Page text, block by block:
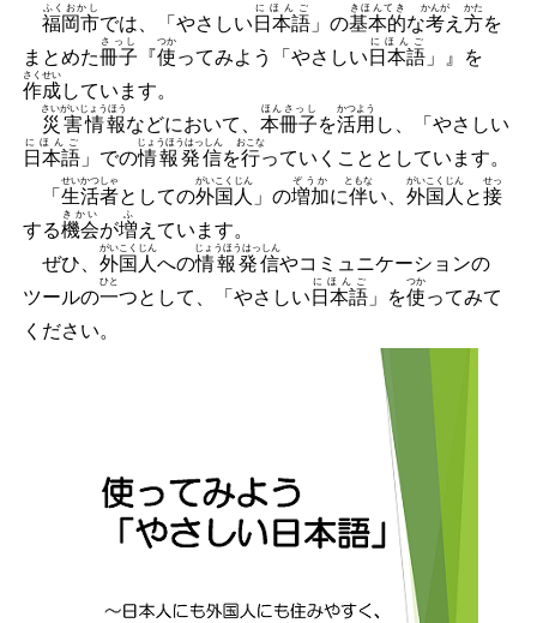
福岡市
ふくおかし
では、「やさしい 日本語
にほんご
」の基本的
きほんてき
な考
かんが
え方
かた
を
まとめた冊子
さっし
『使
つか
ってみよう「やさしい 日本語
にほんご
」』を
作成
さくせい
しています。
災害情報
さいがいじょうほう
などにおいて、本冊子
ほんさっし
を活用
かつよう
し、「やさしい
日本語
にほんご
」での情報発信
じょうほうはっしん
を行
おこな
っていくこととしています。
「生活者
せいかつしゃ
としての外国人
がいこくじん
」の増加
ぞうか
に伴
ともな
い、外国人
がいこくじん
と接
せっ
する機会
きかい
が増
ふ
えています。
ぜひ、外国人
がいこくじん
への情報発信
じょうほうはっしん
やコミュニケーションの
ツールの一
ひと
つとして、「やさしい 日本語
にほんご
」を使
つか
ってみて
ください。